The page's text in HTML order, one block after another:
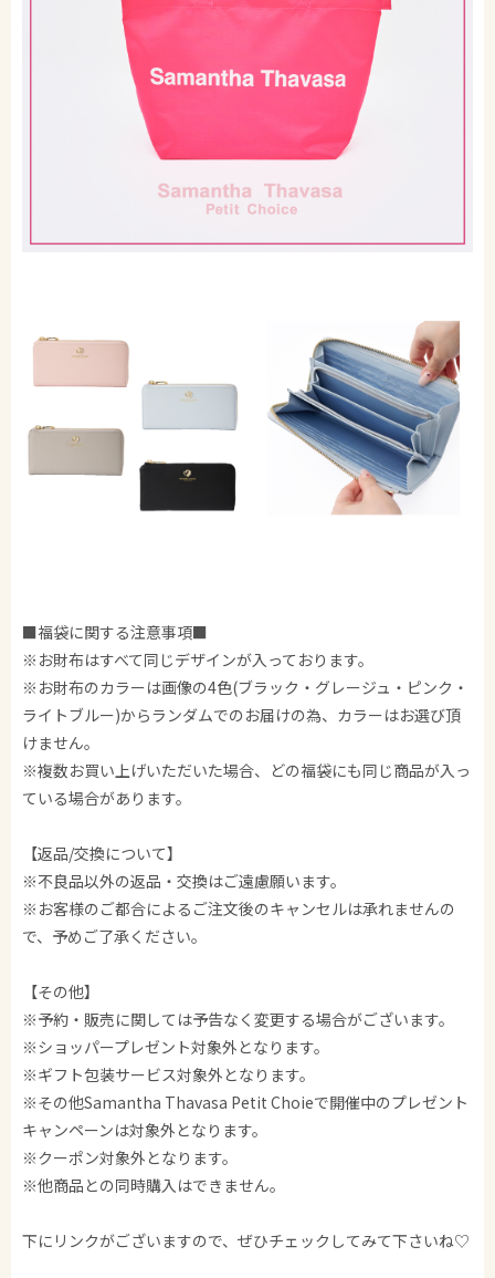
■福袋に関する注意事項■
※お財布はすべて同じデザインが入っております。
※お財布のカラーは画像の4色(ブラック・グレージュ・ピンク・
ライトブルー)からランダムでのお届けの為、カラーはお選び頂
けません。
※複数お買い上げいただいた場合、どの福袋にも同じ商品が入っ
ている場合があります。
【返品/交換について】
※不良品以外の返品・交換はご遠慮願います。
※お客様のご都合によるご注文後のキャンセルは承れませんの
で、予めご了承ください。
【その他】
※予約・販売に関しては予告なく変更する場合がございます。
※ショッパープレゼント対象外となります。
※ギフト包装サービス対象外となります。
※その他Samantha Thavasa Petit Choieで開催中のプレゼント
キャンペーンは対象外となります。
※クーポン対象外となります。
※他商品との同時購入はできません。
下にリンクがございますので、ぜひチェックしてみて下さいね♡